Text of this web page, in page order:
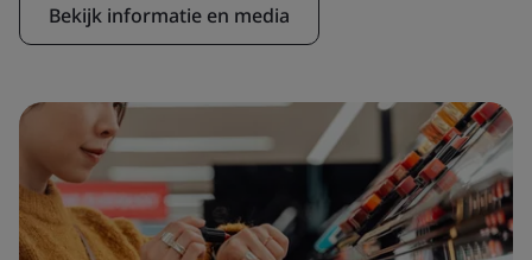
Bekijk informatie en media